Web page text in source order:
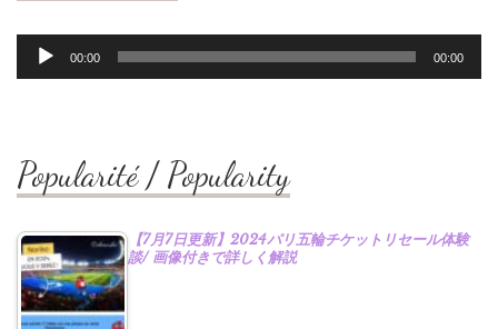
ヤ
ー
00:00 00:00
Popularité / Popularity
【7月7日更新】2024パリ五輪チケットリセール体験
談/ 画像付きで詳しく解説